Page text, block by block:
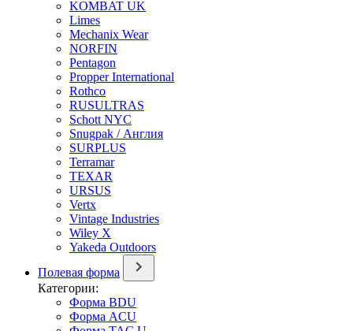
KOMBAT UK
Limes
Mechanix Wear
NORFIN
Pentagon
Propper International
Rothco
RUSULTRAS
Schott NYC
Snugpak / Англия
SURPLUS
Terramar
TEXAR
URSUS
Vertx
Vintage Industries
Wiley X
Yakeda Outdoors
Полевая форма
Категории:
Форма BDU
Форма ACU